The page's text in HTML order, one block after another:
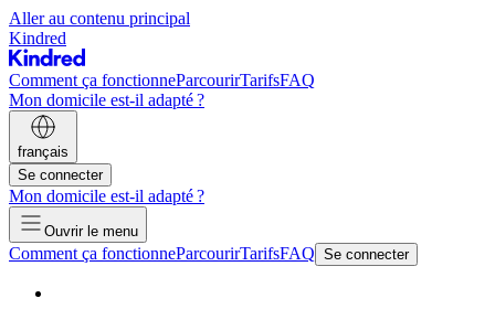
Aller au contenu principal
Kindred
Comment ça fonctionneParcourirTarifsFAQ
Mon domicile est-il adapté ?
français
Se connecter
Mon domicile est-il adapté ?
Ouvrir le menu
Comment ça fonctionneParcourirTarifsFAQ Se connecter